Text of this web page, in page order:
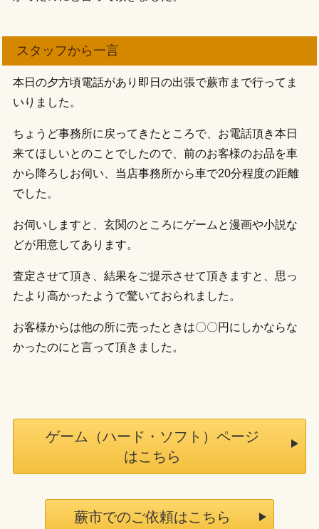
スタッフから一言
本日の夕方頃電話があり即日の出張で蕨市まで行ってま
いりました。
ちょうど事務所に戻ってきたところで、お電話頂き本日
来てほしいとのことでしたので、前のお客様のお品を車
から降ろしお伺い、当店事務所から車で20分程度の距離
でした。
お伺いしますと、玄関のところにゲームと漫画や小説な
どが用意してあります。
査定させて頂き、結果をご提示させて頂きますと、思っ
たより高かったようで驚いておられました。
お客様からは他の所に売ったときは〇〇円にしかならな
かったのにと言って頂きました。
ゲーム（ハード・ソフト）ページ
はこちら
蕨市でのご依頼はこちら